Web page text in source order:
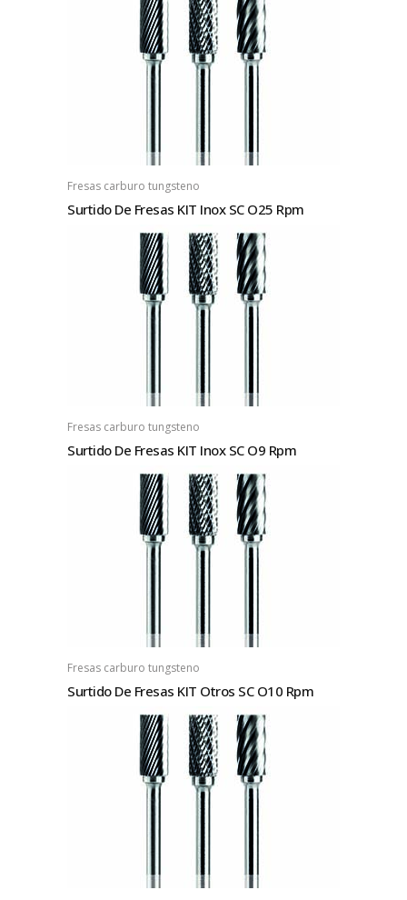
Fresas carburo tungsteno
Surtido De Fresas KIT Inox SC O25 Rpm
Fresas carburo tungsteno
Surtido De Fresas KIT Inox SC O9 Rpm
Fresas carburo tungsteno
Surtido De Fresas KIT Otros SC O10 Rpm